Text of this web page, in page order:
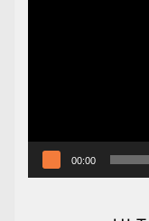
00:00